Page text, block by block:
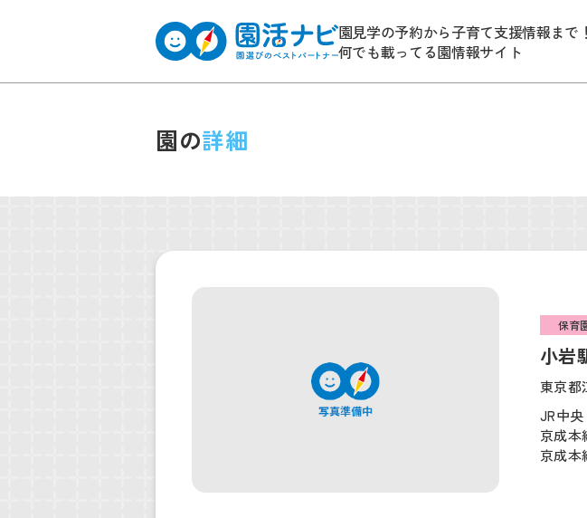
園見学の予約から子育て支援情報まで！
何でも載ってる園情報サイト
園の詳細
小岩
保育
東京都
JR中
京成本
京成本